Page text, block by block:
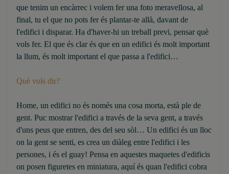
que tenim un encàrrec i volem fer una foto meravellosa, al
final, tu el que no pots fer és plantar-te allà, davant de
l'edifici i disparar. Ha d'haver-hi un treball previ, pensar què
vols fer. El que és clar és que en un edifici és molt important
la llum, és molt important el que passa a l'edifici…
Què vols dir?
Home, un edifici no és només una cosa morta, està ple de
gent. Puc mostrar l'edifici a través de la seva gent, a través
d'uns peus que entren, des del seu sòl… Un edifici és un lloc
on la gent se senti, es crea un diàleg entre l'edifici i les
persones, i és el guay! Pensa en aquestes maquetes d'edificis
on posen figuretes en miniatura, aquí és quan l'edifici cobra